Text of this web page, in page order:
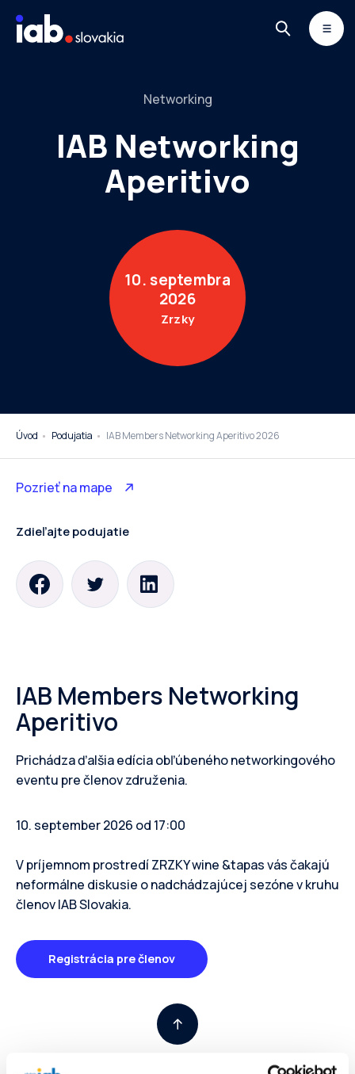
NEWSLETTER
Networking
IAB Networking
Aperitivo
10. septembra
2026
Zrzky
Úvod Podujatia IAB Members Networking Aperitivo 2026
Pozrieť na mape
Zdieľajte podujatie
IAB Members Networking
Aperitivo
Prichádza ďalšia edícia obľúbeného networkingového
eventu pre členov združenia.
10. september 2026 od 17:00
V príjemnom prostredí ZRZKY wine &tapas vás čakajú
neformálne diskusie o nadchádzajúcej sezóne v kruhu
členov IAB Slovakia.
Registrácia pre členov